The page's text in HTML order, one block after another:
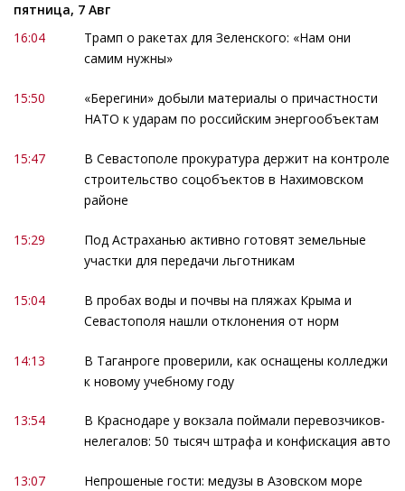
пятница, 7 Авг
16:04
Трамп о ракетах для Зеленского: «Нам они
самим нужны»
15:50
«Берегини» добыли материалы о причастности
НАТО к ударам по российским энергообъектам
15:47
В Севастополе прокуратура держит на контроле
строительство соцобъектов в Нахимовском
районе
15:29
Под Астраханью активно готовят земельные
участки для передачи льготникам
15:04
В пробах воды и почвы на пляжах Крыма и
Севастополя нашли отклонения от норм
14:13
В Таганроге проверили, как оснащены колледжи
к новому учебному году
13:54
В Краснодаре у вокзала поймали перевозчиков-
нелегалов: 50 тысяч штрафа и конфискация авто
13:07
Непрошеные гости: медузы в Азовском море